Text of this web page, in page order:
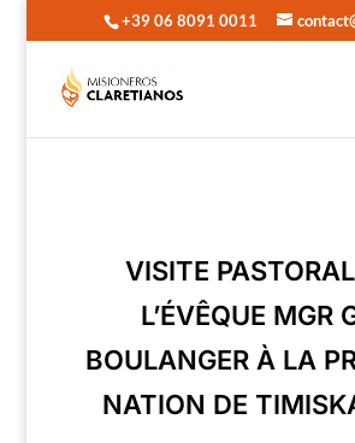
+39 06 8091 0011
VISITE
L’ÉVÊQUE MGR
BOULANGER À LA
NATION DE